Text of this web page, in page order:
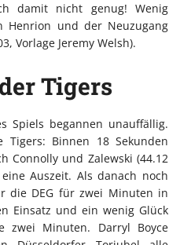
damit nicht genug! Wenig
Henrion und der Neuzugang
Vorlage Jeremy Welsh).
Tigers
Spiels begannen unauffällig.
Binnen 18 Sekunden
Connolly und Zalewski (44.12
Auszeit. Als danach noch
die DEG für zwei Minuten in
Einsatz und ein wenig Glück
zwei Minuten. Darryl Boyce